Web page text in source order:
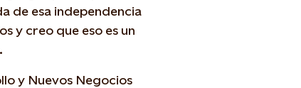
de esa independencia
y creo que eso es un
y Nuevos Negocios